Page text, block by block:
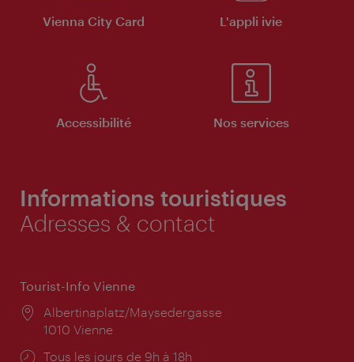
Vienna City Card L'appli ivie
Accessibilité Nos services
Informations touristiques
Adresses & contact
Tourist-Info Vienne
Lieu:
Albertinaplatz/Maysedergasse
1010 Vienne
Horaires
Tous les jours de 9h à 18h